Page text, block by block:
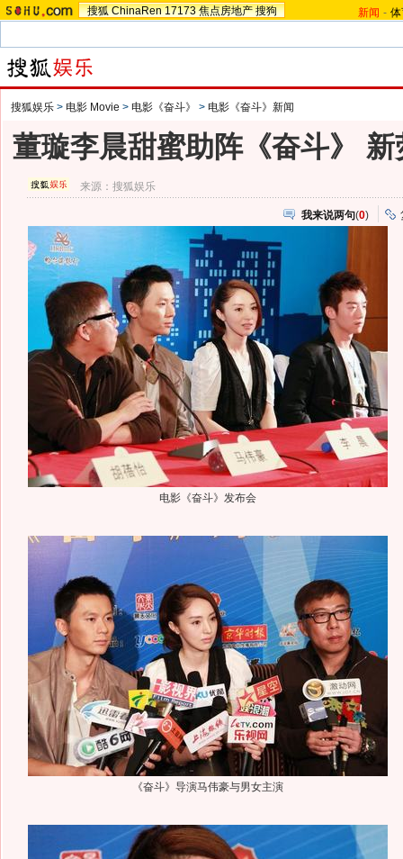
搜狐 ChinaRen 17173 焦点房地产 搜狗 新闻 -
搜狐娱乐 > 电影 Movie > 电影《奋斗》 > 电影《奋斗》新闻
董璇李晨甜蜜助阵《奋斗》
来源：搜狐娱乐
我来说两句(0)
电影《奋斗》发布会
《奋斗》导演马伟豪与男女主演